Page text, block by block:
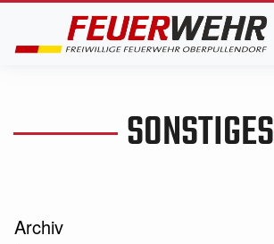
SONSTIGES
Archiv